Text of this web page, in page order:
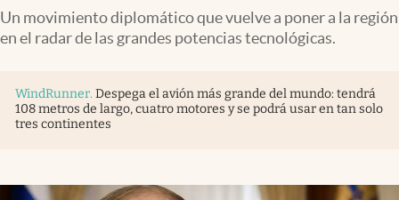
Un movimiento diplomático que vuelve a poner a la región
en el radar de las grandes potencias tecnológicas.
WindRunner. Despega el avión más grande del mundo: tendrá
108 metros de largo, cuatro motores y se podrá usar en tan solo
tres continentes